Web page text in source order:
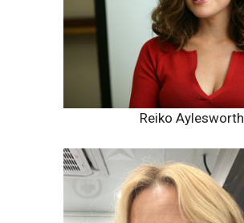
Reiko Aylesworth